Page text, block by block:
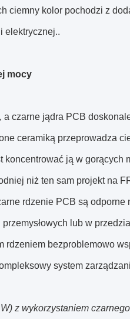
ciemny kolor pochodzi z
elektrycznej..
mocy
a czarne jądra PCB
ceramiką przeprowadza
koncentrować ją w gorących
niż ten sam projekt na
rdzenie PCB są
lub w
bezproblemowo
system
z wykorzystaniem